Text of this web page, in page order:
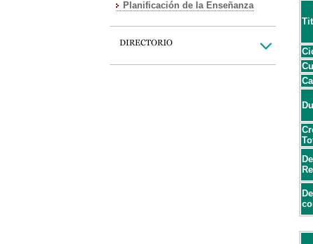
Planificación de la Enseñanza